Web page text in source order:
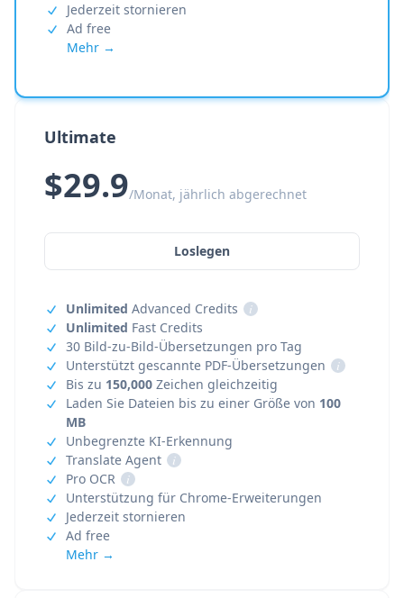
Jederzeit stornieren
Ad free
Mehr →
Ultimate
$29.9/Monat, jährlich abgerechnet
Loslegen
Unlimited Advanced Credits
i
Unlimited Fast Credits
30 Bild-zu-Bild-Übersetzungen pro Tag
Unterstützt gescannte PDF-Übersetzungen
i
Bis zu 150,000 Zeichen gleichzeitig
Laden Sie Dateien bis zu einer Größe von 100
MB
Unbegrenzte KI-Erkennung
Translate Agent
i
Pro OCR
i
Unterstützung für Chrome-Erweiterungen
Jederzeit stornieren
Ad free
Mehr →